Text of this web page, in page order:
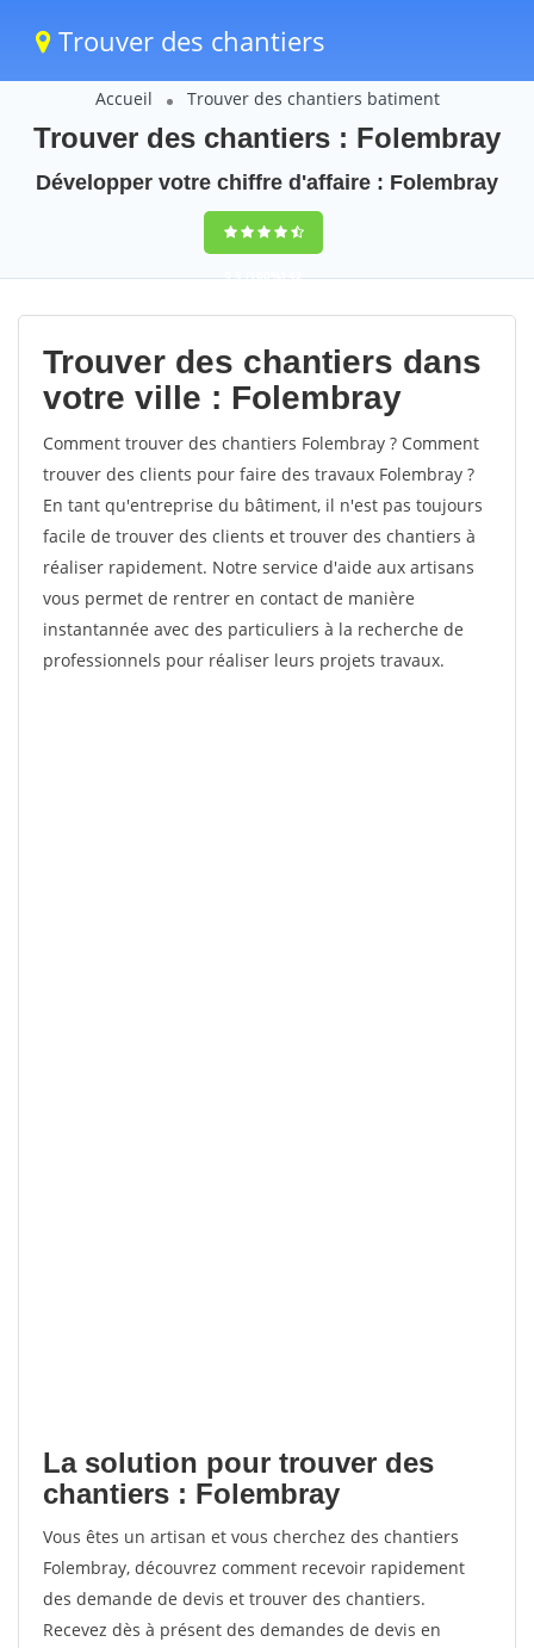
Trouver des chantiers
Accueil Trouver des chantiers batiment
Trouver des chantiers : Folembray
Développer votre chiffre d'affaire : Folembray
9,5(100%)42
votes
Trouver des chantiers dans
votre ville : Folembray
Comment trouver des chantiers Folembray ? Comment
trouver des clients pour faire des travaux Folembray ?
En tant qu'entreprise du bâtiment, il n'est pas toujours
facile de trouver des clients et trouver des chantiers à
réaliser rapidement. Notre service d'aide aux artisans
vous permet de rentrer en contact de manière
instantannée avec des particuliers à la recherche de
professionnels pour réaliser leurs projets travaux.
La solution pour trouver des
chantiers : Folembray
Vous êtes un artisan et vous cherchez des chantiers
Folembray, découvrez comment recevoir rapidement
des demande de devis et trouver des chantiers.
Recevez dès à présent des demandes de devis en